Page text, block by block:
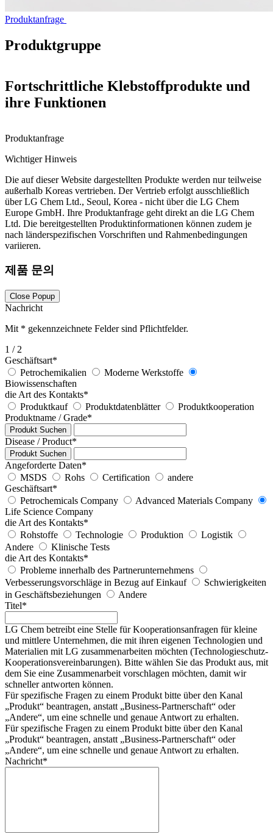
Produktanfrage
Produktgruppe
Fortschrittliche Klebstoffprodukte und
ihre Funktionen
Produktanfrage
Wichtiger Hinweis
Die auf dieser Website dargestellten Produkte werden nur teilweise
außerhalb Koreas vertrieben. Der Vertrieb erfolgt ausschließlich
über LG Chem Ltd., Seoul, Korea - nicht über die LG Chem
Europe GmbH. Ihre Produktanfrage geht direkt an die LG Chem
Ltd. Die bereitgestellten Produktinformationen können zudem je
nach länderspezifischen Vorschriften und Rahmenbedingungen
variieren.
제품 문의
Close Popup
Nachricht
Mit * gekennzeichnete Felder sind Pflichtfelder.
1 / 2
Geschäftsart*
Petrochemikalien
Moderne Werkstoffe
Biowissenschaften
die Art des Kontakts*
Produktkauf
Produktdatenblätter
Produktkooperation
Produktname / Grade*
Produkt Suchen
Disease / Product*
Produkt Suchen
Angeforderte Daten*
MSDS
Rohs Certification
andere
Geschäftsart*
Petrochemicals Company
Advanced Materials Company
Life Science Company
die Art des Kontakts*
Rohstoffe
Technologie Produktion
Logistik
Andere
Klinische Tests
die Art des Kontakts*
Probleme innerhalb des Partnerunternehmens
Verbesserungsvorschläge in Bezug auf Einkauf
Schwierigkeiten
in Geschäftsbeziehungen
Andere
Titel*
LG Chem betreibt eine Stelle für Kooperationsanfragen für kleine
und mittlere Unternehmen, die mit ihren eigenen Technologien und
Materialien mit LG zusammenarbeiten möchten (Technologieschutz-
Kooperationsvereinbarungen). Bitte wählen Sie das Produkt aus, mit
dem Sie eine Zusammenarbeit vorschlagen möchten, damit wir
schneller antworten können.
Für spezifische Fragen zu einem Produkt bitte über den Kanal
„Produkt“ beantragen, anstatt „Business-Partnerschaft“ oder
„Andere“, um eine schnelle und genaue Antwort zu erhalten.
Für spezifische Fragen zu einem Produkt bitte über den Kanal
„Produkt“ beantragen, anstatt „Business-Partnerschaft“ oder
„Andere“, um eine schnelle und genaue Antwort zu erhalten.
Nachricht*